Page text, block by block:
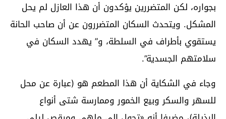
بجواره، لكن المتضررين يؤكدون أن هذا العازل لم يحل
المشكل. ويتحدث السكان المتضررون عن أن صاحب الحانة
يستقوي بأطراف في السلطة، و” يهدد السكان في
سلامتهم الجسدية”.
وجاء في الشكاية أن هذا المطعم هو (عبارة عن محل
للسهر والسكر وبيع الخمور وممارسة شتى أنواع